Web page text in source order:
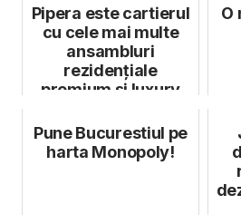
Pipera este cartierul
cu cele mai multe
ansambluri
rezidențiale
premium și luxury
O
Pune Bucurestiul pe
harta Monopoly!